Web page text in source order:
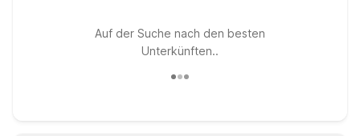
Auf der Suche nach den besten
Unterkünften..